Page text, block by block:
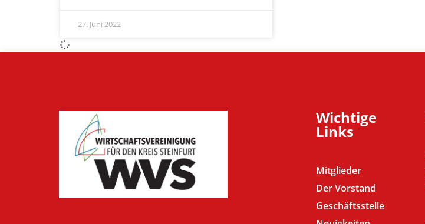
27. Juni 2022
Wichtige
Links
Mitglieder
Der Vorstand
Geschäftsstelle